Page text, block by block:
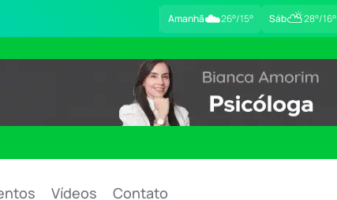
Amanhã☁️26°/15° Sáb⛅28°/16°
Vídeos Contato